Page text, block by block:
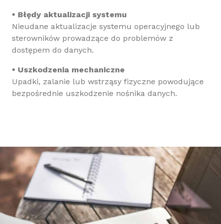
• Błędy aktualizacji systemu
Nieudane aktualizacje systemu operacyjnego lub
sterowników prowadzące do problemów z
dostępem do danych.
• Uszkodzenia mechaniczne
Upadki, zalanie lub wstrząsy fizyczne powodujące
bezpośrednie uszkodzenie nośnika danych.